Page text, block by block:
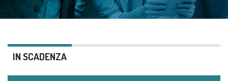
IN SCADENZA